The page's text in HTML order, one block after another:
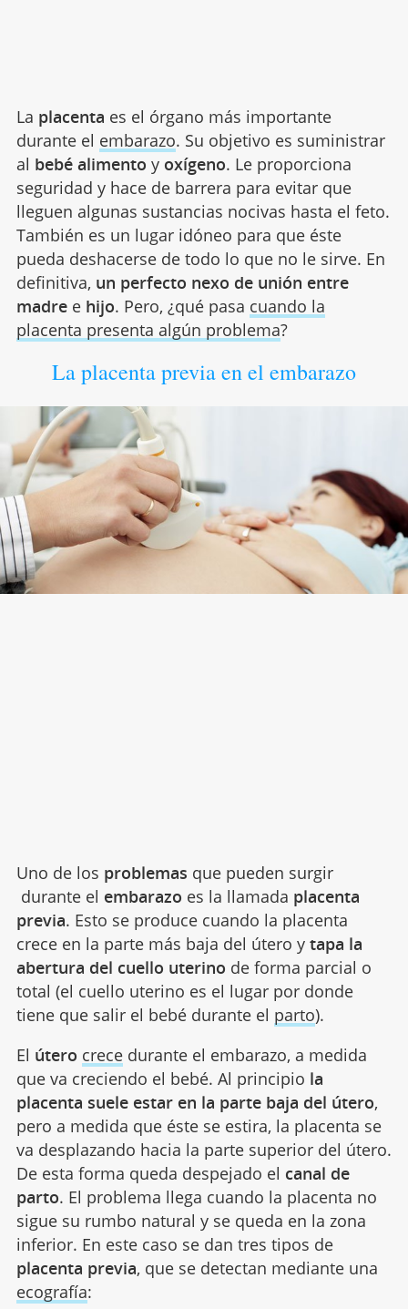
La placenta es el órgano más importante
durante el embarazo. Su objetivo es suministrar
al bebé alimento y oxígeno. Le proporciona
seguridad y hace de barrera para evitar que
lleguen algunas sustancias nocivas hasta el feto.
También es un lugar idóneo para que éste
pueda deshacerse de todo lo que no le sirve. En
definitiva, un perfecto nexo de unión entre
madree hijo. Pero, ¿qué pasa cuando la
placenta presenta algún problema?
La placenta previa en el embarazo
Uno de los problemas que pueden surgir
durante el embarazo es la llamada placenta
previa. Esto se produce cuando la placenta
crece en la parte más baja del útero ytapa la
abertura del cuello uterino de forma parcial o
total (el cuello uterino es el lugar por donde
tiene que salir el bebé durante el parto).
El útero crecedurante el embarazo, a medida
que va creciendo el bebé. Al principio la
placenta suele estar en la parte baja del útero,
pero a medida que éste se estira, la placenta se
va desplazando hacia la parte superior del útero.
De esta forma queda despejado el canal de
parto. El problema llega cuando la placenta no
sigue su rumbo natural y se queda en la zona
inferior. En este caso se dan tres tipos de
placenta previa, que se detectan mediante una
ecografía: